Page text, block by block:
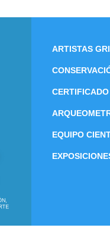
ARTISTAS
EQUIPO